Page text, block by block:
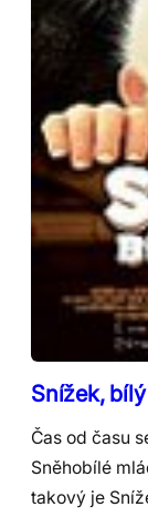
Snížek,
Čas od času
Sněhobílé
takový je